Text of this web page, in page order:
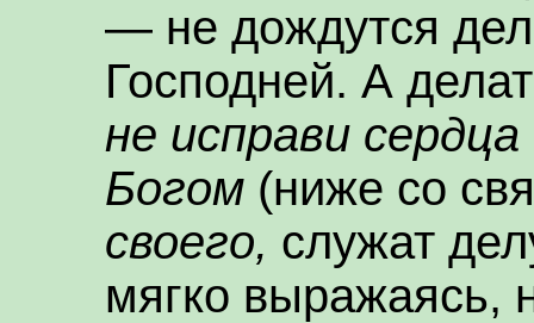
— не дождутся
Господней. А
не исправи
Богом (ниже со
своего, служат
мягко выражаясь,